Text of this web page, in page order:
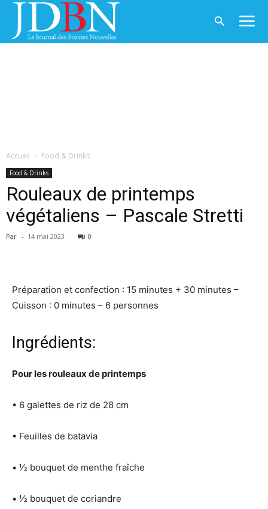
Accueil Food & Drinks
Food & Drinks
Rouleaux de printemps
végétaliens – Pascale Stretti
Par - 14 mai 2023 0
Préparation et confection : 15 minutes + 30 minutes –
Cuisson : 0 minutes – 6 personnes
Ingrédients:
Pour les rouleaux de printemps
• 6 galettes de riz de 28 cm
• Feuilles de batavia
• 1⁄2 bouquet de menthe fraîche
• 1⁄2 bouquet de coriandre